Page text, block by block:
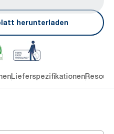
herunterladen
Lieferspezifikationen